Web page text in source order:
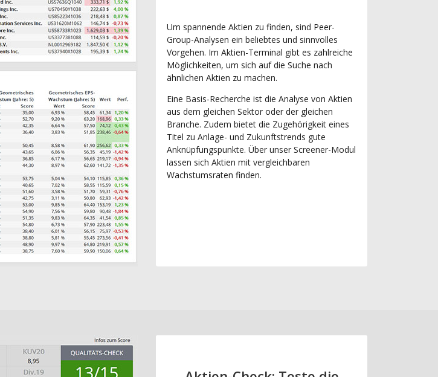
Um spannende Aktien zu finden, sind Peer-
Group-Analysen ein beliebtes und sinnvolles
Vorgehen. Im Aktien-Terminal gibt es zahlreiche
Möglichkeiten, um sich auf die Suche nach
ähnlichen Aktien zu machen.
Eine Basis-Recherche ist die Analyse von Aktien
aus dem gleichen Sektor oder der gleichen
Branche. Zudem bietet die Zugehörigkeit eines
Titel zu Anlage- und Zukunftstrends gute
Anknüpfungspunkte. Über unser Screener-Modul
lassen sich Aktien mit vergleichbaren
Wachstumsraten finden.